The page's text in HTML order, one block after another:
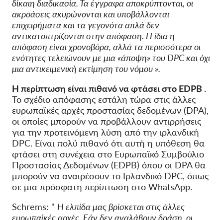
δίκαιη διαδικασία. Τα έγγραφα αποκρύπτονται, οι
ακροάσεις ακυρώνονται και υποβάλλονται
επιχειρήματα και τα γεγονότα απλά δεν
αντικατοπτρίζονται στην απόφαση. Η ίδια η
απόφαση είναι χρονοβόρα, αλλά τα περισσότερα οι
ενότητες τελειώνουν με μια «άποψη» του DPC και όχι
μια αντικειμενική εκτίμηση του νόμου ».
Η περίπτωση είναι πιθανό να φτάσει στο EDPB .
Το σχέδιο απόφασης εστάλη τώρα στις άλλες
ευρωπαϊκές αρχές προστασίας δεδομένων (DPA),
οι οποίες μπορούν να προβάλλουν αντιρρήσεις
για την προτεινόμενη λύση από την ιρλανδική
DPC. Είναι πολύ πιθανό ότι αυτή η υπόθεση θα
φτάσει στη συνέχεια στο Ευρωπαϊκό Συμβούλιο
Προστασίας Δεδομένων (EDPB) όπου οι DPA θα
μπορούν να αναιρέσουν το Ιρλανδικό DPC, όπως
σε μια πρόσφατη περίπτωση στο WhatsApp.
Schrems: " Η ελπίδα μας βρίσκεται στις άλλες
ευρωπαϊκές αρχές. Εάν δεν αναλάβουν δράση, οι